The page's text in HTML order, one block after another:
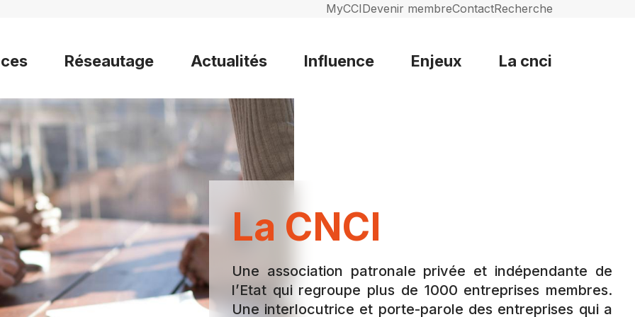
MyCCIDevenir membreContactRecherche
Réseautage Actualités Influence Enjeux La cnci
La CNCI
Une association patronale privée et indépendante de
l’Etat qui regroupe plus de 1000 entreprises membres.
Une interlocutrice et porte-parole des entreprises qui a